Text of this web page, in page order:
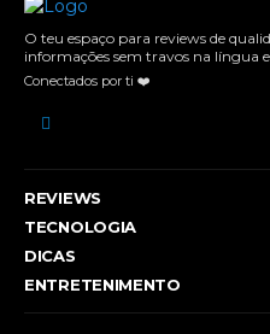
O teu espaço para reviews de
informações sem travos na língua
Conectados por ti ❤️
REVIEWS
TECNOLOGIA
DICAS
ENTRETENIMENTO